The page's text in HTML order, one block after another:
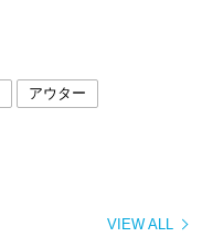
アウター
VIEW ALL